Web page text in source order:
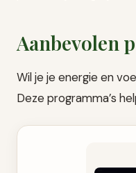
Aanbevolen
Wil je je energie en
Deze programma’s